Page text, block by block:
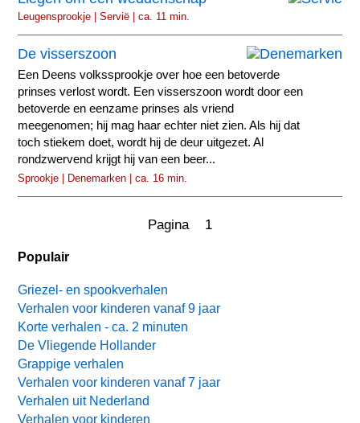
Leugensprookje | Servië | ca. 11 min.
De visserszoon
Een Deens volkssprookje over hoe een betoverde
prinses verlost wordt. Een visserszoon wordt door een
betoverde en eenzame prinses als vriend
meegenomen; hij mag haar echter niet zien. Als hij dat
toch stiekem doet, wordt hij de deur uitgezet. Al
rondzwervend krijgt hij van een beer...
Sprookje | Denemarken | ca. 16 min.
Pagina 1
Populair
Griezel- en spookverhalen
Verhalen voor kinderen vanaf 9 jaar
Korte verhalen - ca. 2 minuten
De Vliegende Hollander
Grappige verhalen
Verhalen voor kinderen vanaf 7 jaar
Verhalen uit Nederland
Verhalen voor kinderen